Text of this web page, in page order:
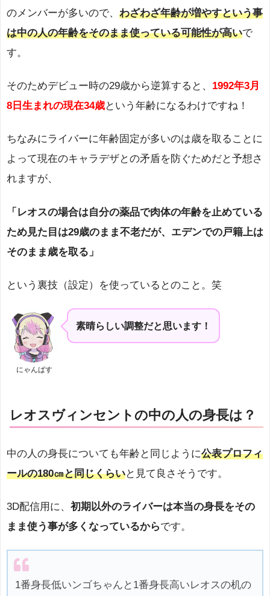
のメンバーが多いので、 わざわざ年齢が増やすという事
は中の人の年齢をそのまま使っている可能性が高いで
す。
そのためデビュー時の29歳から逆算すると、 1992年3月
8日生まれの現在34歳という年齢になるわけですね！
ちなみにライバーに年齢固定が多いのは歳を取ることに
よって現在のキャラデザとの矛盾を防ぐためだと予想さ
れますが、
「レオスの場合は自分の薬品で肉体の年齢を止めている
ため見た目は29歳のまま不老だが、エデンでの戸籍上は
そのまま歳を取る」
という裏技（設定）を使っているとのこと。笑
にゃんぱす
素晴らしい調整だと思います！
レオスヴィンセントの中の人の身長は？
中の人の身長についても年齢と同じように公表プロフィ
ールの180㎝と同じくらいと見て良さそうです。
3D配信用に、 初期以外のライバーは本当の身長をその
まま使う事が多くなっているからです。
1番身長低いンゴちゃんと1番身長高いレオスの机の